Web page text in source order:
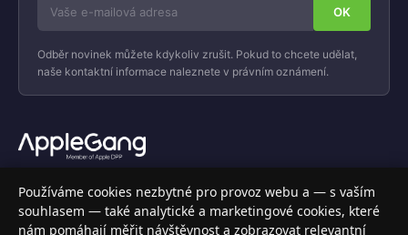
Odběr novinek můžete kdykoliv zrušit. Pokud to chcete udělat,
naše kontaktní informace naleznete v právním oznámení.
Váš specializovaný obchod s Apple produkty, příslušenstvím a
elektronikou. Nakupujte bezpečně a s jistotou.
Používáme cookies nezbytné pro provoz webu a — s vaším
souhlasem — také analytické a marketingové cookies, které
nám pomáhají měřit návštěvnost a zobrazovat relevantní